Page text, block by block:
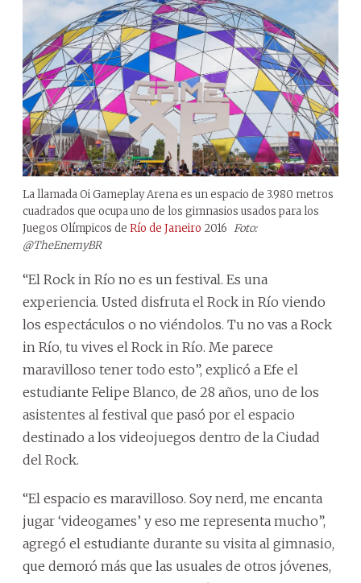
La llamada Oi Gameplay Arena es un espacio de 3.980 metros
cuadrados que ocupa uno de los gimnasios usados para los
Juegos Olímpicos de Río de Janeiro 2016 Foto:
@TheEnemyBR
“El Rock in Río no es un festival. Es una
experiencia. Usted disfruta el Rock in Río viendo
los espectáculos o no viéndolos. Tu no vas a Rock
in Río, tu vives el Rock in Río. Me parece
maravilloso tener todo esto”, explicó a Efe el
estudiante Felipe Blanco, de 28 años, uno de los
asistentes al festival que pasó por el espacio
destinado a los videojuegos dentro de la Ciudad
del Rock.
“El espacio es maravilloso. Soy nerd, me encanta
jugar ‘videogames’ y eso me representa mucho”,
agregó el estudiante durante su visita al gimnasio,
que demoró más que las usuales de otros jóvenes,